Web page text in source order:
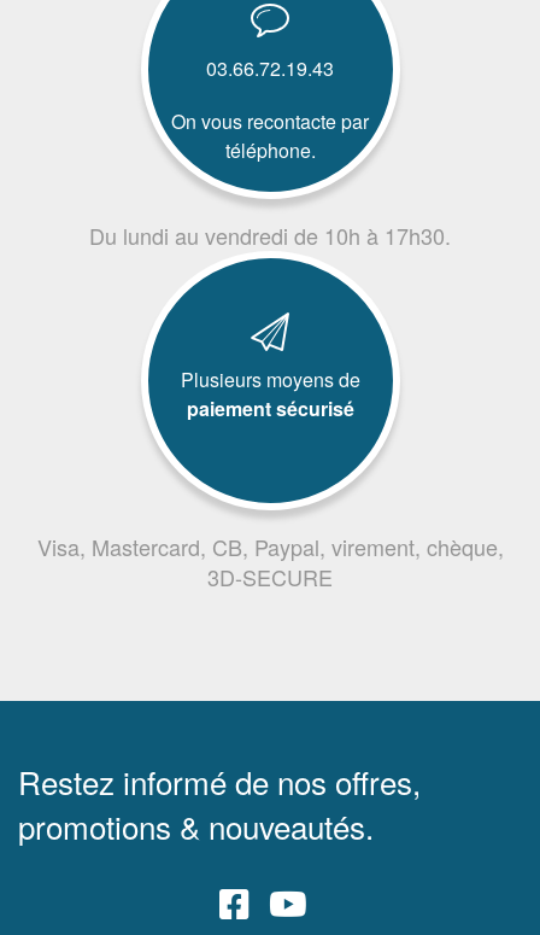
03.66.72.19.43
On vous recontacte par
téléphone.
Du lundi au vendredi de 10h à 17h30.
Plusieurs moyens de
paiement sécurisé
Visa, Mastercard, CB, Paypal, virement, chèque,
3D-SECURE
Restez informé de nos offres,
promotions & nouveautés.